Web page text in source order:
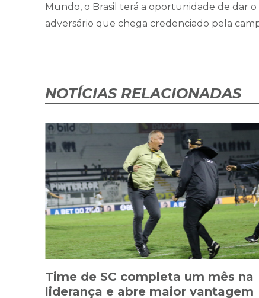
Mundo, o Brasil terá a oportunidade de dar
adversário que chega credenciado pela
NOTÍCIAS RELACIONADAS
Time de SC completa um mês na
liderança e abre maior vantagem